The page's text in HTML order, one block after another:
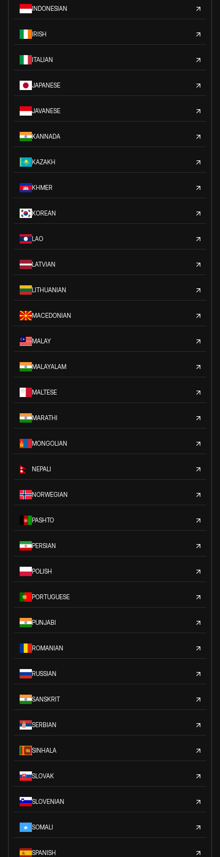
INDONESIAN
IRISH
ITALIAN
JAPANESE
JAVANESE
KANNADA
KAZAKH
KHMER
KOREAN
LAO
LATVIAN
LITHUANIAN
MACEDONIAN
MALAY
MALAYALAM
MALTESE
MARATHI
MONGOLIAN
NEPALI
NORWEGIAN
PASHTO
PERSIAN
POLISH
PORTUGUESE
PUNJABI
ROMANIAN
RUSSIAN
SANSKRIT
SERBIAN
SINHALA
SLOVAK
SLOVENIAN
SOMALI
SPANISH